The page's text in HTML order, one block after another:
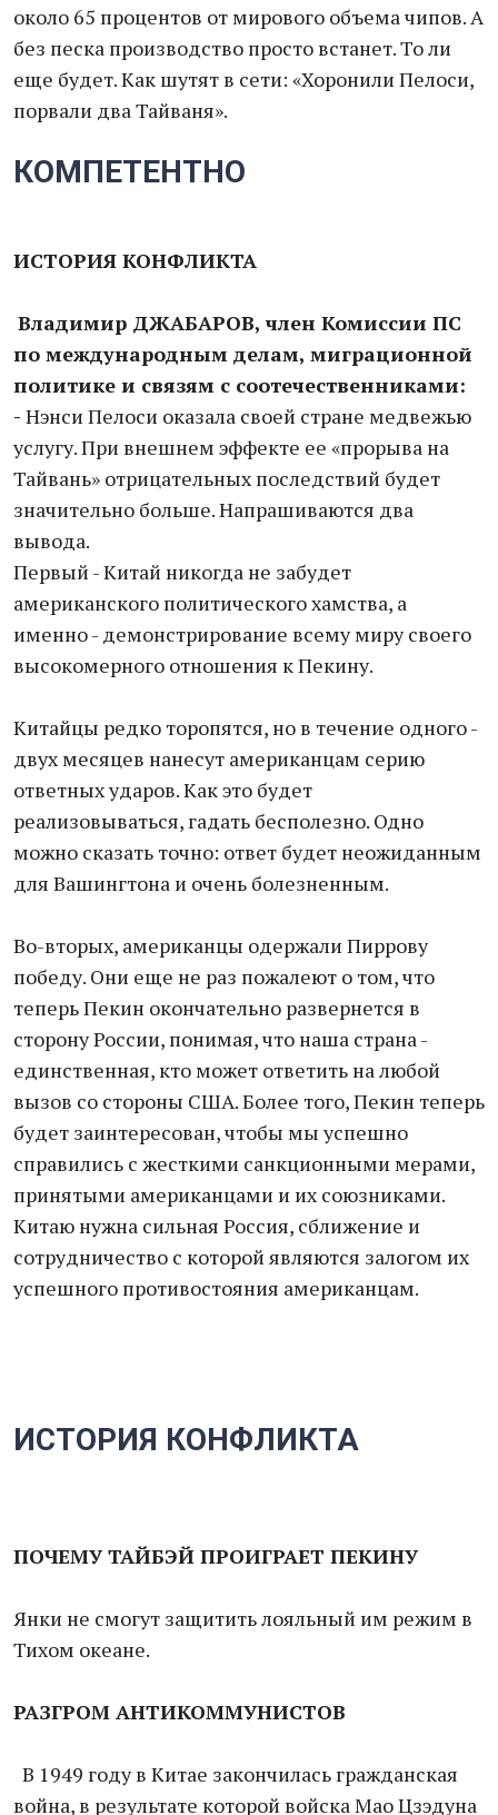
около 65 процентов от мирового объема чипов. А
без песка производство просто встанет. То ли
еще будет. Как шутят в сети: «Хоронили Пелоси,
порвали два Тайваня».
КОМПЕТЕНТНО
ИСТОРИЯ КОНФЛИКТА
Владимир ДЖАБАРОВ, член Комиссии ПС
по международным делам, миграционной
политике и связям с соотечественниками:
- Нэнси Пелоси оказала своей стране медвежью
услугу. При внешнем эффекте ее «прорыва на
Тайвань» отрицательных последствий будет
значительно больше. Напрашиваются два
вывода.
Первый - Китай никогда не забудет
американского политического хамства, а
именно - демонстрирование всему миру своего
высокомерного отношения к Пекину.
Китайцы редко торопятся, но в течение одного -
двух месяцев нанесут американцам серию
ответных ударов. Как это будет
реализовываться, гадать бесполезно. Одно
можно сказать точно: ответ будет неожиданным
для Вашингтона и очень болезненным.
Во-вторых, американцы одержали Пиррову
победу. Они еще не раз пожалеют о том, что
теперь Пекин окончательно развернется в
сторону России, понимая, что наша страна -
единственная, кто может ответить на любой
вызов со стороны США. Более того, Пекин теперь
будет заинтересован, чтобы мы успешно
справились с жесткими санкционными мерами,
принятыми американцами и их союзниками.
Китаю нужна сильная Россия, сближение и
сотрудничество с которой являются залогом их
успешного противостояния американцам.
ИСТОРИЯ КОНФЛИКТА
ПОЧЕМУ ТАЙБЭЙ ПРОИГРАЕТ ПЕКИНУ
Янки не смогут защитить лояльный им режим в
Тихом океане.
РАЗГРОМ АНТИКОММУНИСТОВ
В 1949 году в Китае закончилась гражданская
война, в результате которой войска Мао Цзэдуна